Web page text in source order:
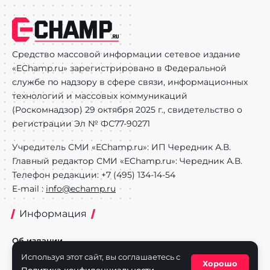
Средство массовой информации сетевое издание
«EChamp.ru» зарегистрировано в Федеральной
службе по надзору в сфере связи, информационных
технологий и массовых коммуникаций
(Роскомнадзор) 29 октября 2025 г., свидетельство о
регистрации Эл № ФС77-90271
Учредитель СМИ «EChamp.ru»: ИП Чередник А.В.
Главный редактор СМИ «EChamp.ru»: Чередник А.В.
Телефон редакции: +7 (495) 134-14-54
E-mail : info@echamp.ru
Информация
Об издании
Реклама на портале
Используя этот сайт, вы соглашаетесь с
Хорошо